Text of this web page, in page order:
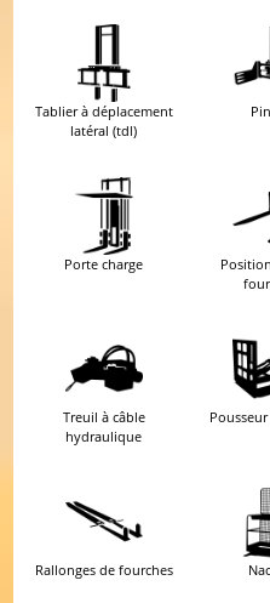
Prix (EUR)
Catégorie ISO
Veuillez sélectionner
Région recherchée
Uniquement offres avec
Tablier à déplacement
latéral (tdl)
Porte charge
Treuil à câble
hydraulique
Rallonges de fourches